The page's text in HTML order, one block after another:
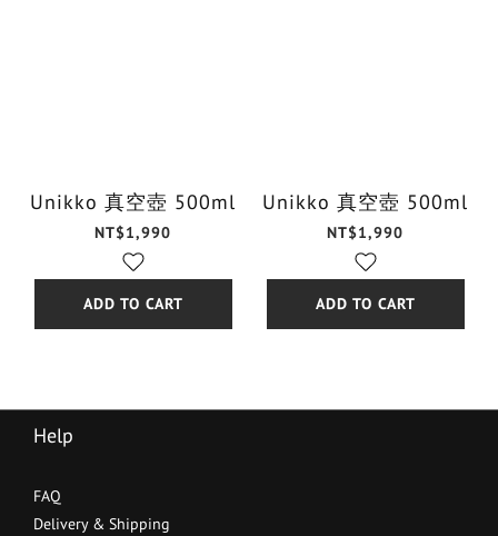
Unikko 真空壺 500ml
NT$1,990
ADD TO CART
Unikko 真空壺 500ml
NT$1,990
ADD TO CART
Help
FAQ
Delivery & Shipping